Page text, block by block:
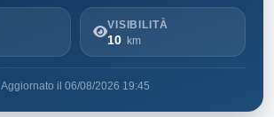
VISIBILITÀ
10 km
Aggiornato il 06/08/2026 19:45